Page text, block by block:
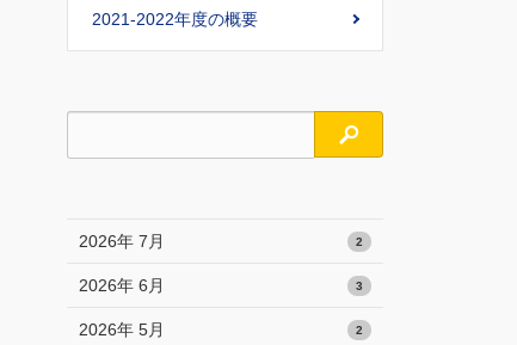
2021-2022年度の概要
検索
2026年 7月 2
2026年 6月 3
2026年 5月 2